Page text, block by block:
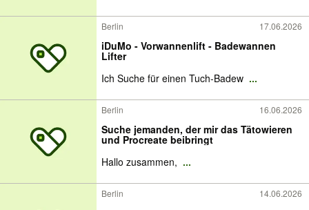
Berlin 17.06.2026
iDuMo - Vorwannenlift - Badewannen
Lifter
Ich Suche für einen Tuch-Badew ...
Berlin 16.06.2026
Suche jemanden, der mir das Tätowieren
und Procreate beibringt
Hallo zusammen, ...
Berlin 14.06.2026